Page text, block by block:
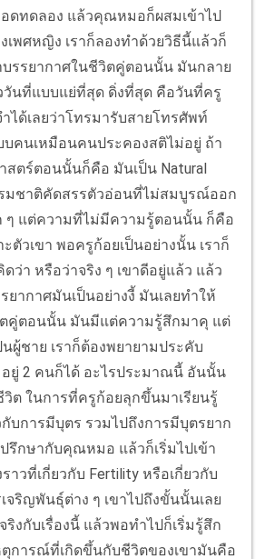
ดทดลอง แล้วคุณหมอก็ผสมเข้าไป
เพศหญิง เราก็ลองทำด้วยวิธีนี้แล้วก็
บรรยากาศในชีวิตคู่ตอนนั้น มันกลาย
วันที่แบบแย่ที่สุด ดิ่งที่สุด คือวันที่ครู
ได้เลยว่าโทรมารับสายโทรศัพท์
บคนเหมือนคนประคองสติไม่อยู่ ถ้า
สตร์ตอนนั้นก็คือ มันเป็น Natural
มชาติคัดสรรตัวอ่อนที่ไม่สมบูรณ์ออก
ๆ แต่ความที่ไม่มีความรู้ตอนนั้น ก็คือ
ะตัวเขา พอครูก้อยเป็นอย่างนั้น เราก็
ว่า หรือว่าจริง ๆ เขาดีอยู่แล้ว แล้ว
รยากาศมันเป็นอย่างงี้ มันเลยทำให้
คู่ตอนนั้น มันมีแต่ความรู้สึกมาคุ แต่
ผู้ชาย เราก็ต้องพยายามประคับ
อยู่ 2 คนก็ได้ อะไรประมาณนี้ อันนั้น
วิต ในการที่ครูก้อยลุกขึ้นมาเรียนรู้
บการมีบุตร รวมไปถึงการมีบุตรยาก
รึกษากับคุณหมอ แล้วก็เริ่มไปเข้า
าวที่เกี่ยวกับ Fertility หรือเกี่ยวกับ
จริญพันธุ์ต่าง ๆ เขาไปถึงขั้นนั้นเลย
ริงกับเรื่องนี้ แล้วพอทำไปก็เริ่มรู้สึก
ตุการณ์ที่เกิดขึ้นกับชีวิตของเขามันคือ